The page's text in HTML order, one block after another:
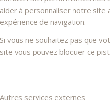
aider à personnaliser notre site
expérience de navigation.
Si vous ne souhaitez pas que
site vous pouvez bloquer ce
Autres services externes